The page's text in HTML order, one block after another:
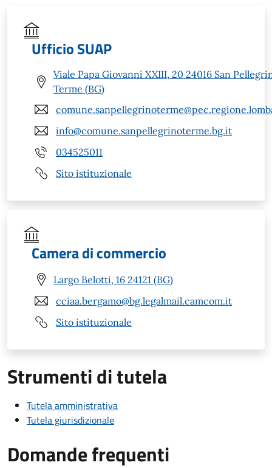
Ufficio SUAP
Viale Papa Giovanni XXIII, 20 24016 San
Terme (BG)
info@comune.sanpellegrinoterme.bg.it
034525011
Sito istituzionale
Camera di commercio
Largo Belotti, 16 24121 (BG)
cciaa.bergamo@bg.legalmail.camcom.it
Sito istituzionale
Strumenti di tutela
Tutela amministrativa
Tutela giurisdizionale
Domande frequenti